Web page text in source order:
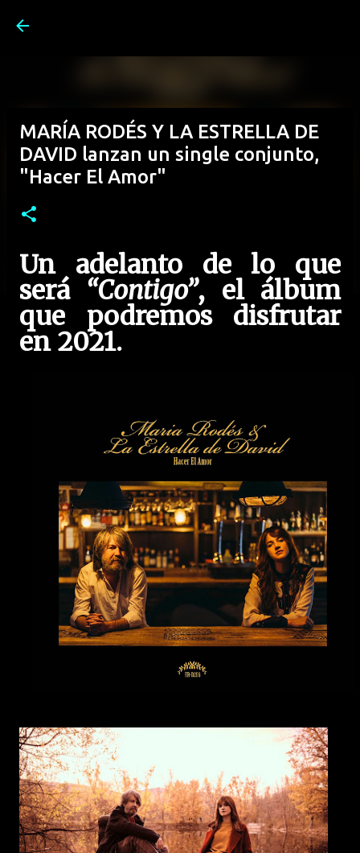
MARÍA RODÉS Y LA ESTRELLA DE
DAVID lanzan un single conjunto,
"Hacer El Amor"
Un adelanto de lo que
será “Contigo”, el álbum
que podremos disfrutar
en 2021.